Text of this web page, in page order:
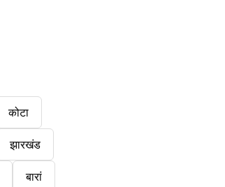
कोटा
झारखंड
बारां